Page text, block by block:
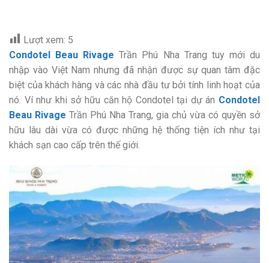
Lượt xem: 5
Condotel Beau Rivage Trần Phú Nha Trang tuy mới du
nhập vào Việt Nam nhưng đã nhận được sự quan tâm đặc
biệt của khách hàng và các nhà đầu tư bởi tính linh hoạt của
nó. Ví như khi sở hữu căn hộ Condotel tại dự án Condotel
Beau Rivage Trần Phú Nha Trang, gia chủ vừa có quyền sở
hữu lâu dài vừa có được những hệ thống tiện ích như tại
khách sạn cao cấp trên thế giới.